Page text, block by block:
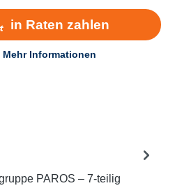
PAROS – 7-teilig